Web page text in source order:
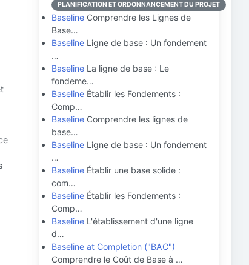
PLANIFICATION ET ORDONNANCEMENT DU PROJET
Baseline Comprendre les Lignes de
Base…
Baseline Ligne de base : Un fondement
…
Baseline La ligne de base : Le
fondeme…
Baseline Établir les Fondements :
Comp…
Baseline Comprendre les lignes de
base…
Baseline Ligne de base : Un fondement
…
Baseline Établir une base solide :
com…
Baseline Établir les Fondements :
Comp…
Baseline L'établissement d'une ligne
d…
Baseline at Completion ("BAC")
Comprendre le Coût de Base à …